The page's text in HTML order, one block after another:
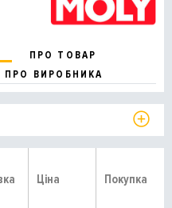
ПРО ТОВАР
ПРО ВИРОБНИКА
Ціна Покупка